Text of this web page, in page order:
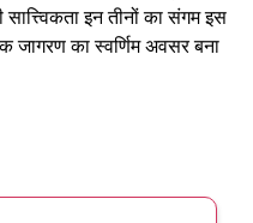
इन तीनों का संगम इस
जागरण का स्वर्णिम अवसर बना